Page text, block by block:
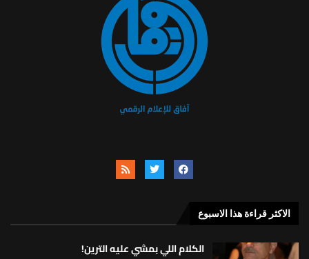
الاكثر قراءة هذا الاسبوع
الكلام اللي بمشي عليه الترين!